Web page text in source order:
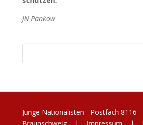
JN Pankow
Junge Nationalisten - Postfach 8116 -